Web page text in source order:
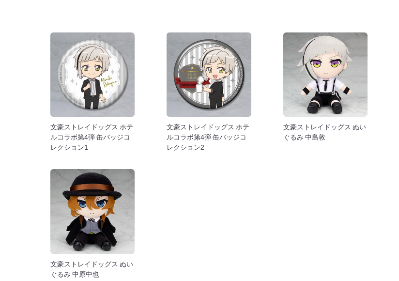
文豪ストレイドッグス ホテ
ルコラボ第4弾 缶バッジコ
レクション1
文豪ストレイドッグス ホテ
ルコラボ第4弾 缶バッジコ
レクション2
文豪ストレイドッグス ぬい
ぐるみ 中島敦
文豪ストレイドッグス ぬい
ぐるみ 中原中也